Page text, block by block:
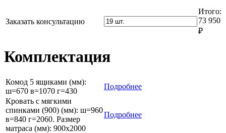
г=302
(850)
г=302
Заказать консультацию
Итого:
73 950
₽
Комплектация
Комод 5 ящиками (мм):
ш=670 в=1070 г=430
Подробнее
Кровать с мягкими
спинками (900) (мм): ш=960
в=840 г=2060. Размер
матраса (мм): 900x2000
Подробнее